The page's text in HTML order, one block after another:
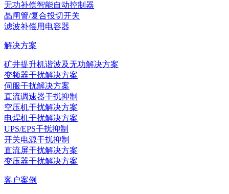
无功补偿智能自动控制器
晶闸管/复合投切开关
滤波补偿用电容器
解决方案
矿井提升机谐波及无功解决方案
变频器干扰解决方案
伺服干扰解决方案
直流调速器干扰抑制
空压机干扰解决方案
电焊机干扰解决方案
UPS/EPS干扰抑制
开关电源干扰抑制
直流屏干扰解决方案
变压器干扰解决方案
客户案例